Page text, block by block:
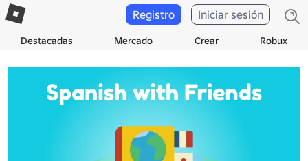
Destacadas Mercado Crear Robux
Registro Iniciar sesión